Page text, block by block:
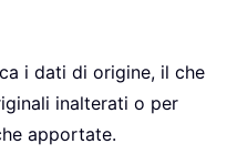
i dati di origine, il che
inalterati o per
apportate.